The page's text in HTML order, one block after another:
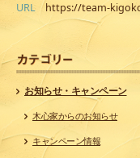
URLhttps://team-
お知らせ・キャンペーン
木心家からのお知らせ
キャンペーン情報